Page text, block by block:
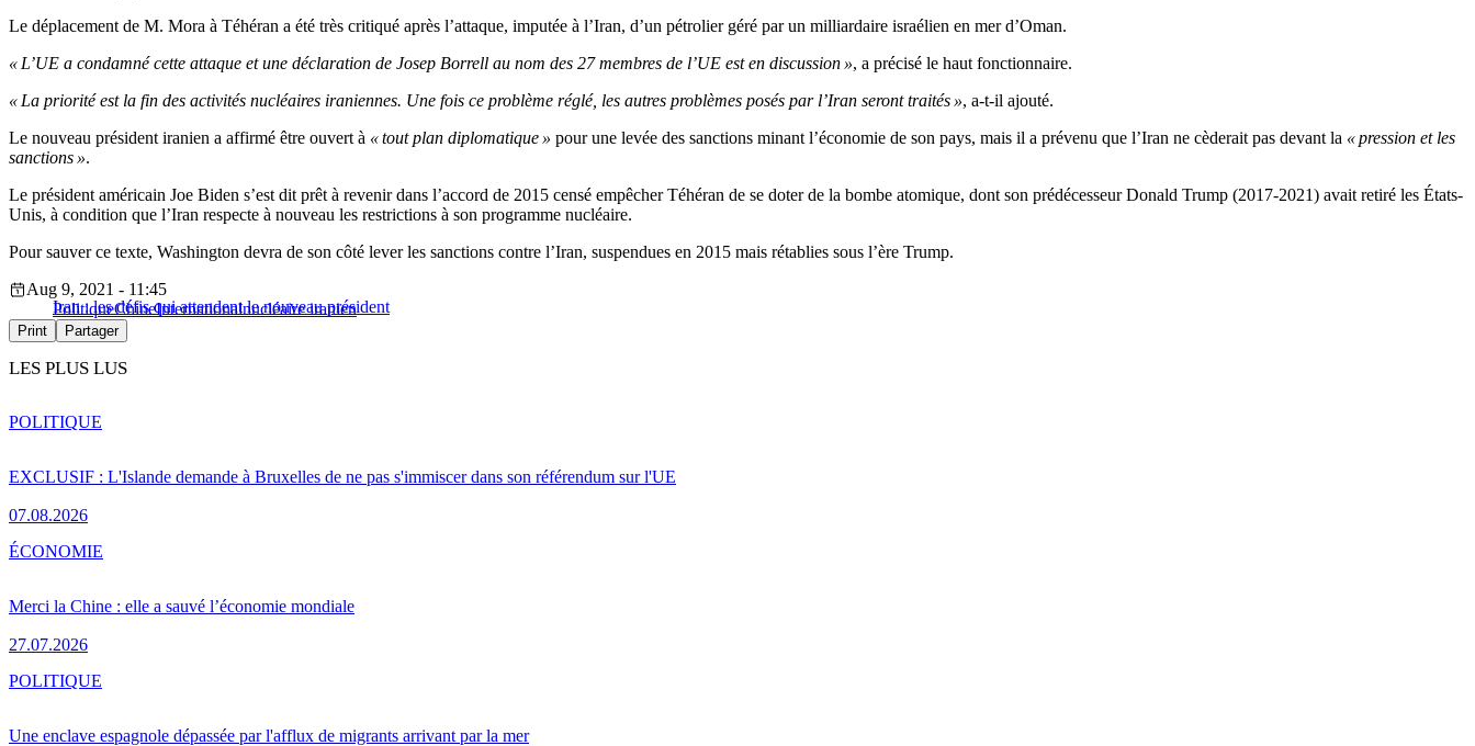
Le déplacement de M. Mora à Téhéran a été très critiqué après l’attaque, imputée à l’Iran, d’un pétrolier géré par un milliardaire israélien en mer d’Oman.
« L’UE a condamné cette attaque et une déclaration de Josep Borrell au nom des 27 membres de l’UE est en discussion », a précisé le haut fonctionnaire.
« La priorité est la fin des activités nucléaires iraniennes. Une fois ce problème réglé, les autres problèmes posés par l’Iran seront traités », a-t-il ajouté.
Le nouveau président iranien a affirmé être ouvert à « tout plan diplomatique » pour une levée des sanctions minant l’économie de son pays, mais il a prévenu que l’Iran ne cèderait pas devant la « pression et les
sanctions ».
Le président américain Joe Biden s’est dit prêt à revenir dans l’accord de 2015 censé empêcher Téhéran de se doter de la bombe atomique, dont son prédécesseur Donald Trump (2017-2021) avait retiré les États-
Unis, à condition que l’Iran respecte à nouveau les restrictions à son programme nucléaire.
Pour sauver ce texte, Washington devra de son côté lever les sanctions contre l’Iran, suspendues en 2015 mais rétablies sous l’ère Trump.
Iran : les défis qui attendent le nouveau président
Aug 9, 2021 - 11:45
PolitiqueChineInternationalnucléaire iranien
Print Partager
LES PLUS LUS
EXCLUSIF : L'Islande demande à Bruxelles de ne pas s'immiscer dans son référendum sur l'UE
07.08.2026
POLITIQUE
Merci la Chine : elle a sauvé l’économie mondiale
27.07.2026
ÉCONOMIE
Une enclave espagnole dépassée par l'afflux de migrants arrivant par la mer
POLITIQUE